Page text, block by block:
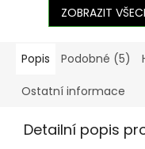
ZOBRAZIT
Popis Podobné (5)
Ostatní informace
Detailní popis